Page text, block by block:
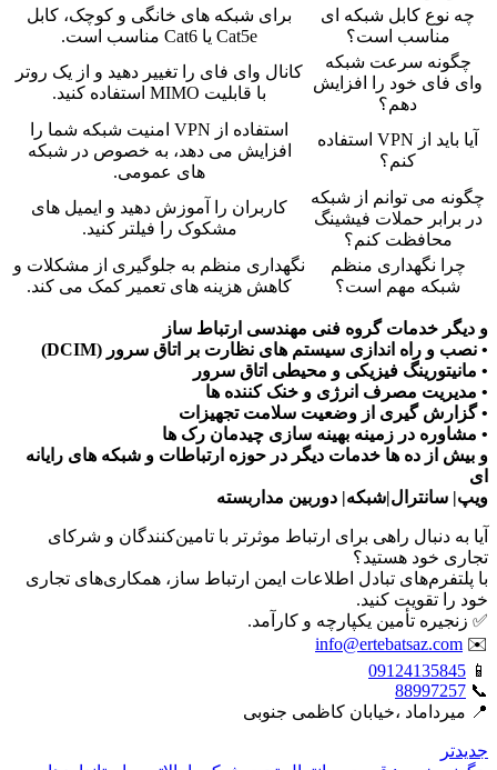
چه نوع کابل شبکه ای
مناسب است؟
برای شبکه های خانگی و کوچک، کابل
Cat5e یا Cat6 مناسب است.
چگونه سرعت شبکه
وای فای خود را افزایش
دهم؟
کانال وای فای را تغییر دهید و از یک روتر
با قابلیت MIMO استفاده کنید.
آیا باید از VPN استفاده
کنم؟
استفاده از VPN امنیت شبکه شما را
افزایش می دهد، به خصوص در شبکه
های عمومی.
چگونه می توانم از شبکه
در برابر حملات فیشینگ
محافظت کنم؟
کاربران را آموزش دهید و ایمیل های
مشکوک را فیلتر کنید.
چرا نگهداری منظم
شبکه مهم است؟
نگهداری منظم به جلوگیری از مشکلات و
کاهش هزینه های تعمیر کمک می کند.
و دیگر خدمات گروه فنی مهندسی ارتباط ساز
• نصب و راه اندازی سیستم های نظارت بر اتاق سرور (DCIM)
• مانیتورینگ فیزیکی و محیطی اتاق سرور
• مدیریت مصرف انرژی و خنک کننده ها
• گزارش گیری از وضعیت سلامت تجهیزات
• مشاوره در زمینه بهینه سازی چیدمان رک ها
و بیش از ده ها خدمات دیگر در حوزه ارتباطات و شبکه های رایانه
ای
ویپ| سانترال|شبکه| دوربین مداربسته
آیا به دنبال راهی برای ارتباط موثرتر با تامین‌کنندگان و شرکای
تجاری خود هستید؟
با پلتفرم‌های تبادل اطلاعات ایمن ارتباط ساز، همکاری‌های تجاری
خود را تقویت کنید.
✅ زنجیره تأمین یکپارچه و کارآمد.
✉️
info@ertebatsaz.com
📱
09124135845
📞
88997257
📍 میرداماد ،خیابان کاظمی جنوبی
جدیدتر